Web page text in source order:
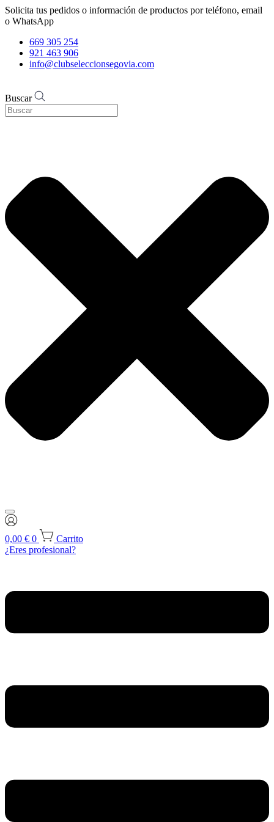
Solicita tus pedidos o información de productos por teléfono, email
o WhatsApp
669 305 254
921 463 906
info@clubseleccionsegovia.com
Buscar
0,00 € 0
Carrito
¿Eres profesional?